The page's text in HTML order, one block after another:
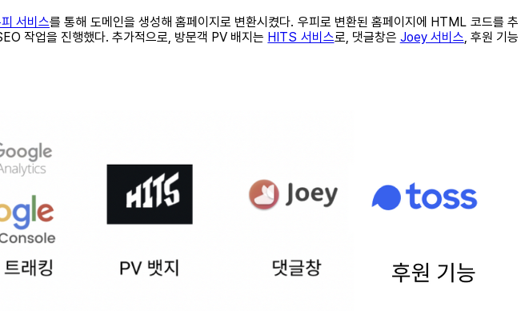
서비스를 통해 도메인을 생성해 홈페이지로 변환시켰다. 우피로 변환된 홈페이지에 HTML 코드를 추
작업을 진행했다. 추가적으로, 방문객 PV 배지는 HITS 서비스로, 댓글창은 Joey 서비스 , 후원 기능